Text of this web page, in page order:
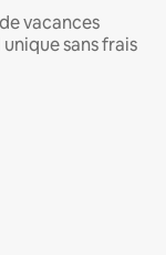
vacances
sans frais